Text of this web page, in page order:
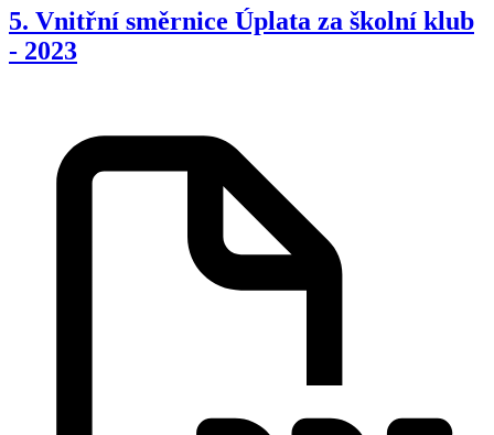
5. Vnitřní směrnice Úplata za školní klub
- 2023